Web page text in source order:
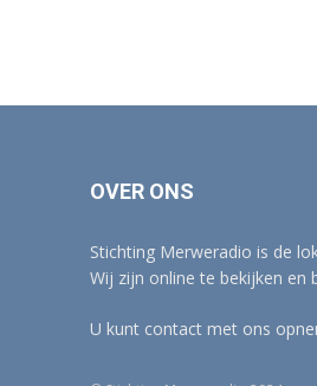
OVER ONS
Stichting Merweradio is de
Wij zijn online te bekijken en
U kunt contact met ons